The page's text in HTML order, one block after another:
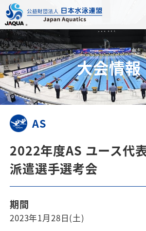
⼤会情報
AS
2022年度AS ユース代
派遣選手選考会
期間
2023年1月28日(土)